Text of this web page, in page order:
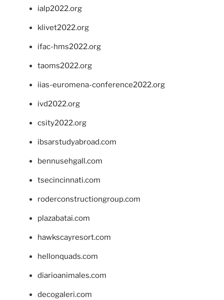
ialp2022.org
klivet2022.org
ifac-hms2022.org
taoms2022.org
iias-euromena-conference2022.org
ivd2022.org
csity2022.org
ibsarstudyabroad.com
bennusehgall.com
tsecincinnati.com
roderconstructiongroup.com
plazabatai.com
hawkscayresort.com
hellonquads.com
diarioanimales.com
decogaleri.com